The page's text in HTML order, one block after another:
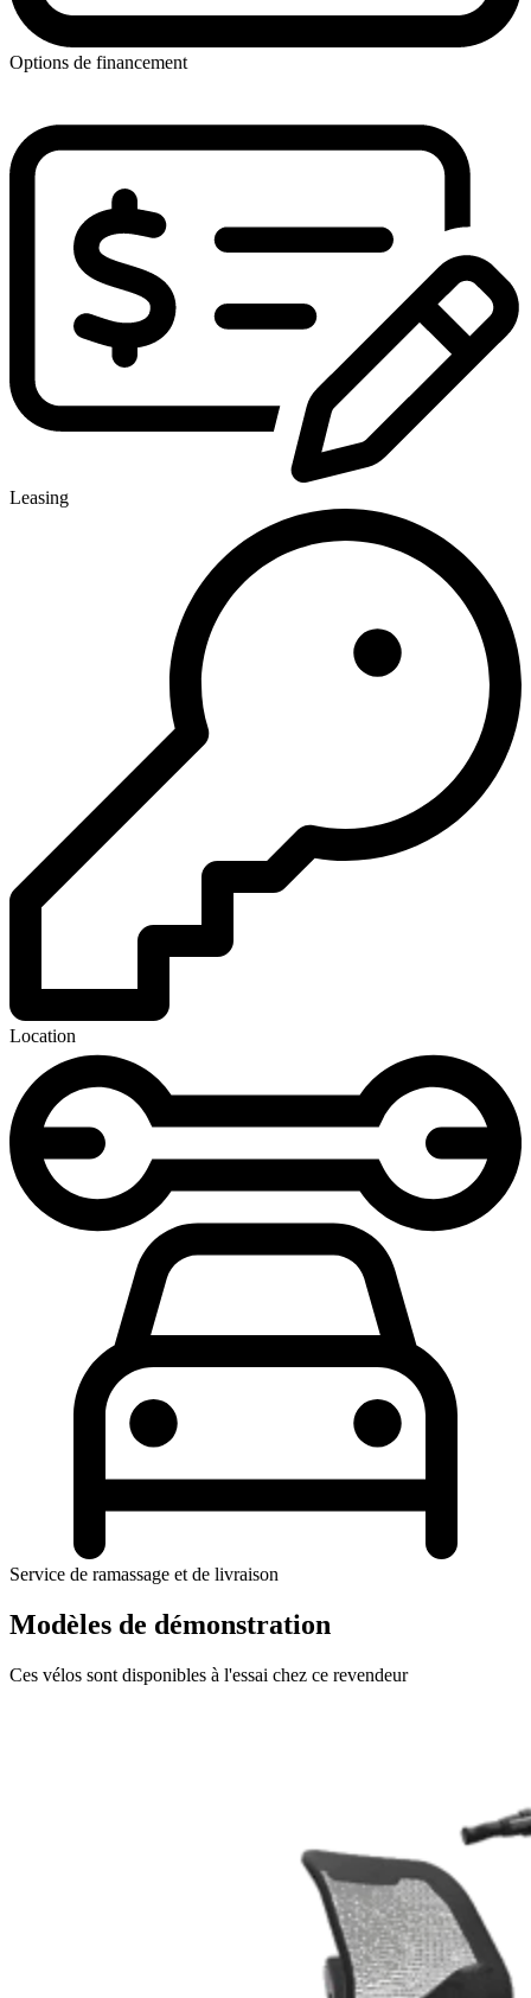
Options de financement
Leasing
Location
Service de ramassage et de livraison
Modèles de démonstration
Ces vélos sont disponibles à l'essai chez ce revendeur